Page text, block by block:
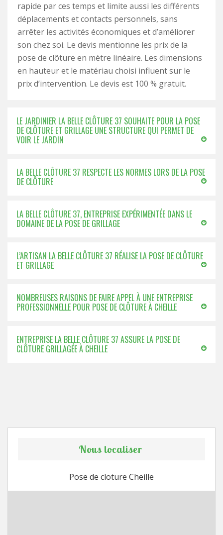
rapide par ces temps et limite aussi les différents
déplacements et contacts personnels, sans
arrêter les activités économiques et d’améliorer
son chez soi. Le devis mentionne les prix de la
pose de clôture en mètre linéaire. Les dimensions
en hauteur et le matériau choisi influent sur le
prix d’intervention. Le devis est 100 % gratuit.
LE JARDINIER LA BELLE CLÔTURE 37 SOUHAITE POUR LA POSE
DE CLÔTURE ET GRILLAGE UNE STRUCTURE QUI PERMET DE
VOIR LE JARDIN
LA BELLE CLÔTURE 37 RESPECTE LES NORMES LORS DE LA POSE
DE CLÔTURE
LA BELLE CLÔTURE 37, ENTREPRISE EXPÉRIMENTÉE DANS LE
DOMAINE DE LA POSE DE GRILLAGE
L’ARTISAN LA BELLE CLÔTURE 37 RÉALISE LA POSE DE CLÔTURE
ET GRILLAGE
NOMBREUSES RAISONS DE FAIRE APPEL À UNE ENTREPRISE
PROFESSIONNELLE POUR POSE DE CLÔTURE À CHEILLE
ENTREPRISE LA BELLE CLÔTURE 37 ASSURE LA POSE DE
CLÔTURE GRILLAGÉE À CHEILLE
Nous localiser
Pose de cloture Cheille